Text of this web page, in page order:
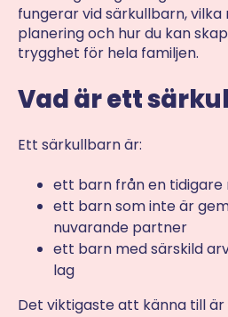
fungerar vid särkullbarn,
planering och hur du kan
trygghet för hela familjen.
Vad är ett
Ett särkullbarn är:
ett barn från en tidigare
ett barn som inte är
nuvarande partner
ett barn med särskild
lag
Det viktigaste att känna till